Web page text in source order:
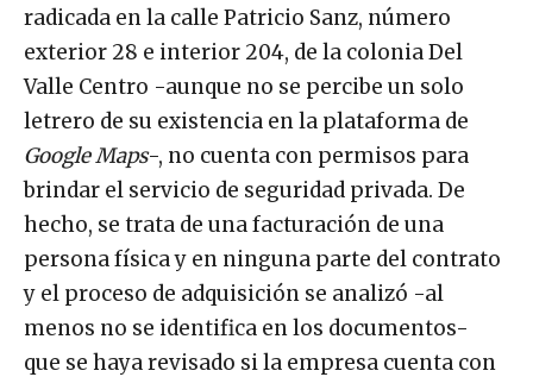
radicada en la calle Patricio Sanz, número
exterior 28 e interior 204, de la colonia Del
Valle Centro -aunque no se percibe un solo
letrero de su existencia en la plataforma de
Google Maps-, no cuenta con permisos para
brindar el servicio de seguridad privada. De
hecho, se trata de una facturación de una
persona física y en ninguna parte del contrato
y el proceso de adquisición se analizó -al
menos no se identifica en los documentos-
que se haya revisado si la empresa cuenta con